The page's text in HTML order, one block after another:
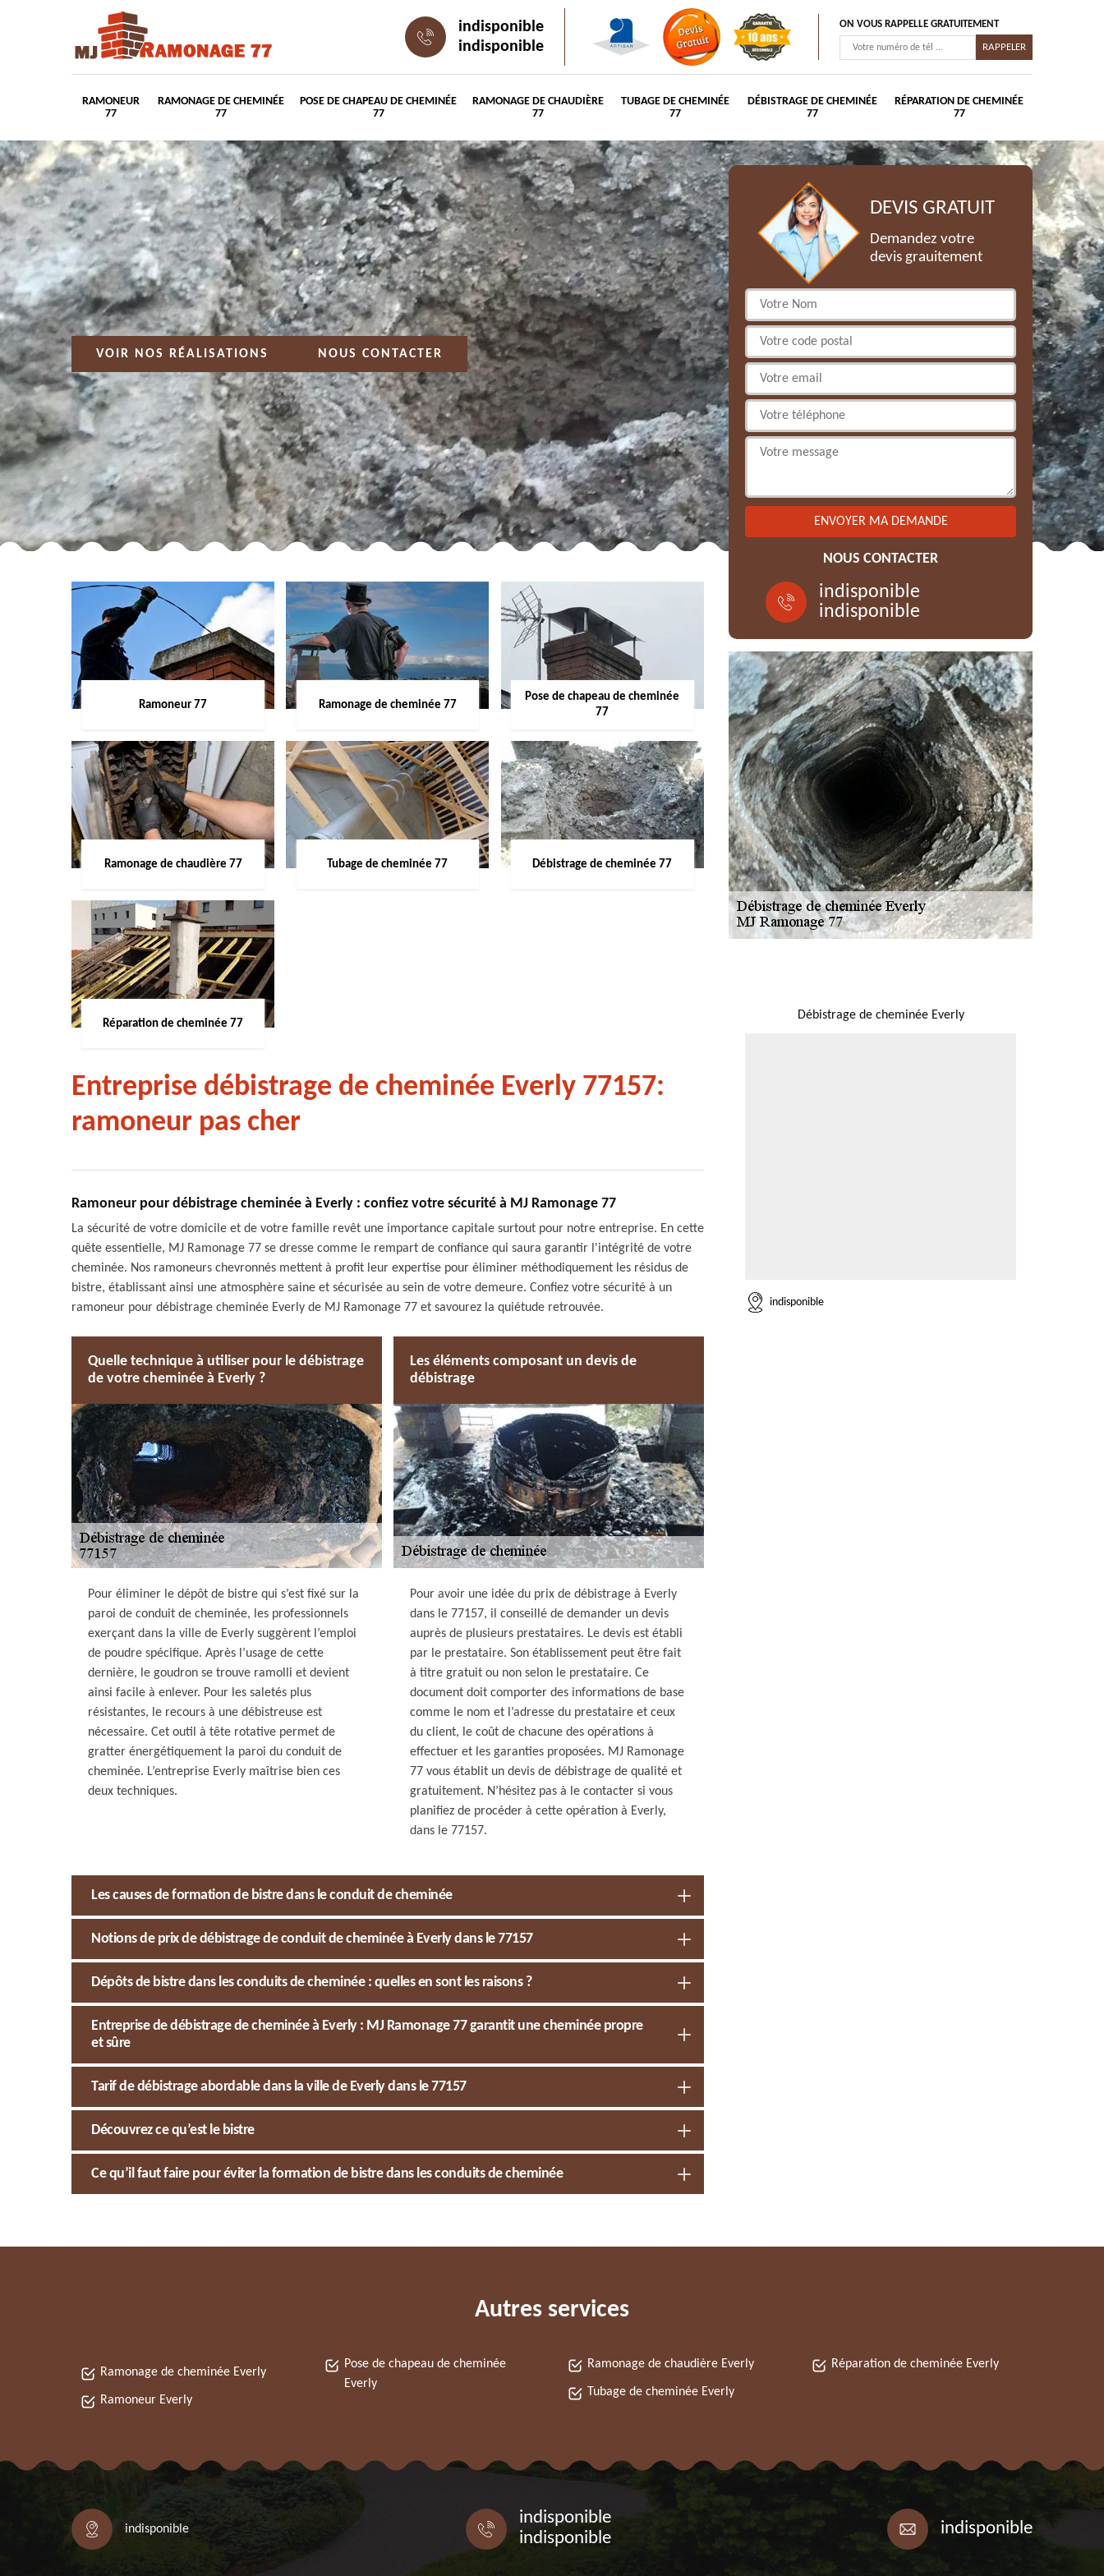
indisponible
indisponible
ON VOUS RAPPELLE GRATUITEMENT
RAMONEUR
77
RAMONAGE DE CHEMINÉE
77
POSE DE CHAPEAU DE CHEMINÉE
77
RAMONAGE DE CHAUDIÈRE
77
TUBAGE DE CHEMINÉE
77
DÉBISTRAGE DE CHEMINÉE
77
RÉPARATION DE CHEMINÉE
77
VOIR NOS RÉALISATIONS NOUS CONTACTER
Ramoneur 77 Ramonage de cheminée 77
Pose de chapeau de cheminée
77
Ramonage de chaudière 77 Tubage de cheminée 77 Débistrage de cheminée 77
Réparation de cheminée 77
Entreprise débistrage de cheminée Everly 77157:
ramoneur pas cher
Ramoneur pour débistrage cheminée à Everly : confiez votre sécurité à MJ Ramonage 77
La sécurité de votre domicile et de votre famille revêt une importance capitale surtout pour notre entreprise. En cette
quête essentielle, MJ Ramonage 77 se dresse comme le rempart de confiance qui saura garantir l'intégrité de votre
cheminée. Nos ramoneurs chevronnés mettent à profit leur expertise pour éliminer méthodiquement les résidus de
bistre, établissant ainsi une atmosphère saine et sécurisée au sein de votre demeure. Confiez votre sécurité à un
ramoneur pour débistrage cheminée Everly de MJ Ramonage 77 et savourez la quiétude retrouvée.
Quelle technique à utiliser pour le débistrage
de votre cheminée à Everly ?
Pour éliminer le dépôt de bistre qui s’est fixé sur la
paroi de conduit de cheminée, les professionnels
exerçant dans la ville de Everly suggèrent l’emploi
de poudre spécifique. Après l’usage de cette
dernière, le goudron se trouve ramolli et devient
ainsi facile à enlever. Pour les saletés plus
résistantes, le recours à une débistreuse est
nécessaire. Cet outil à tête rotative permet de
gratter énergétiquement la paroi du conduit de
cheminée. L’entreprise Everly maîtrise bien ces
deux techniques.
Les éléments composant un devis de
débistrage
Pour avoir une idée du prix de débistrage à Everly
dans le 77157, il conseillé de demander un devis
auprès de plusieurs prestataires. Le devis est établi
par le prestataire. Son établissement peut être fait
à titre gratuit ou non selon le prestataire. Ce
document doit comporter des informations de base
comme le nom et l’adresse du prestataire et ceux
du client, le coût de chacune des opérations à
effectuer et les garanties proposées. MJ Ramonage
77 vous établit un devis de débistrage de qualité et
gratuitement. N’hésitez pas à le contacter si vous
planifiez de procéder à cette opération à Everly,
dans le 77157.
Les causes de formation de bistre dans le conduit de cheminée
Notions de prix de débistrage de conduit de cheminée à Everly dans le 77157
Dépôts de bistre dans les conduits de cheminée : quelles en sont les raisons ?
Entreprise de débistrage de cheminée à Everly : MJ Ramonage 77 garantit une cheminée propre
et sûre
Tarif de débistrage abordable dans la ville de Everly dans le 77157
Découvrez ce qu’est le bistre
Ce qu’il faut faire pour éviter la formation de bistre dans les conduits de cheminée
DEVIS GRATUIT
Demandez votre
devis grauitement
NOUS CONTACTER
indisponible
indisponible
Débistrage de cheminée Everly
indisponible
Autres services
Ramonage de cheminée Everly
Ramoneur Everly
Pose de chapeau de cheminée
Everly
Ramonage de chaudière Everly
Tubage de cheminée Everly
Réparation de cheminée Everly
indisponible
indisponible
indisponible
indisponible